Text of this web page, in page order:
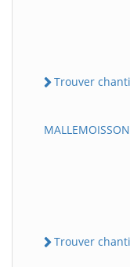
Trouver
MALLEMOISSON
Trouver